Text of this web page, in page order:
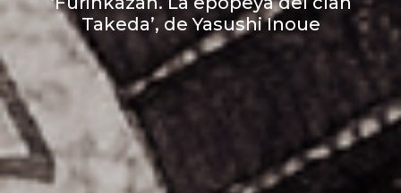
Takeda’, de Yasushi Inoue